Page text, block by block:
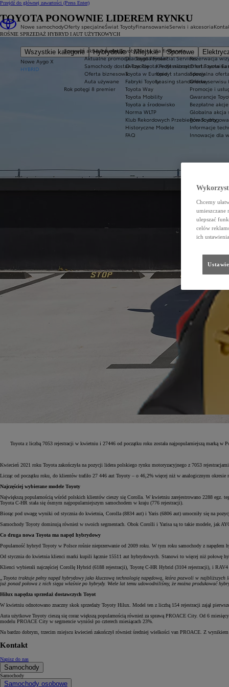
Przejdź do głównej zawartości (Press Enter)
Nowe samochody
Wszystkie kategorie Hybrydowe Miejskie Sportowe
Nowe Aygo X
HYBRID
Oferty specjalne
Sprawdź aktualne oferty
Aktualne promocje
Samochody dostawcze Toyota Professional
Oferta biznesowa
Auta używane
Rok potęgi 8 premier
Świat Toyoty
Świat Toyoty
Dlaczego Toyota?
O Toyocie
Toyota w Europie
Fabryki Toyoty
Toyota Way
Toyota Mobility
Toyota a środowisko
Norma WLTP
Klub Rekordowych Przebiegów Toyoty
Historyczne Modele
FAQ
Finansowanie
Oferta dla firm
Toyota Financial Services
Kredyt niższych rat Toyota
Kredyt standardowy
Leasing standardowy
Serwis i akcesoria
Serwis
Rezerwacja
Oferta serwisu
Specjalna
Oferta serwisu
Promocje i
Gwarancje
Bezpłatne
Globalna akcja
Pomoc
Informacje
Innowacje dla
TOYOTA PONOWNIE LIDEREM RYNKU
ROŚNIE SPRZEDAŻ HYBRYD I AUT UŻYTKOWYCH
Toyota z liczbą 7053 rejestracji w kwietniu i 27446 od początku roku została najpopularniejszą marką
Kwiecień 2021 roku Toyota zakończyła na pozycji lidera polskiego rynku motoryzacyjnego z 7053
Licząc od początku roku, do klientów trafiło 27 446 aut Toyoty – o 46,2% więcej niż w analogicznym
Najczęściej wybierane modele Toyoty
Największą popularnością wśród polskich klientów cieszy się Corolla. W kwietniu zarejestrowano 2288 egz.
Toyota C-HR stała się ósmym najpopularniejszym samochodem w kraju (776 rejestracji).
Biorąc pod uwagę wyniki od stycznia do kwietnia, Corolla (8834 aut) i Yaris (6806 aut) umocniły się na
Samochody Toyoty dominują również w swoich segmentach. Obok Corolli i Yarisa są to takie modele, jak
Co druga nowa Toyota ma napęd hybrydowy
Popularność hybryd Toyoty w Polsce rośnie nieprzerwanie od 2009 roku. W tym roku samochody z
Od stycznia do kwietnia klienci marki kupili łącznie 15511 aut hybrydowych. Stanowi to więcej niż połowę
Klienci wybierali najczęściej Corollę Hybrid (6188 rejestracji), Toyotę C-HR Hybrid (3104 rejestracji), i
„Toyota traktuje pełny napęd hybrydowy jako kluczową technologię napędową, która pozwoli w
już ponad połowa z nich sięga właśnie po hybrydy. Wiele lat temu udowodniliśmy, że można produkować
Hilux napędza sprzedaż dostawczych Toyot
W kwietniu odnotowano znaczny skok sprzedaży Toyoty Hilux. Model ten z liczbą 154 rejestracji zajął
Auta użytkowe Toyoty cieszą się coraz większą popularnością również za sprawą PROACE City. Od 6
modelu PROACE City w segmencie wyniósł po czterech miesiącach 23%.
Na bardzo dobrym, trzecim miejscu kwiecień zakończył również średniej wielkości van PROACE. Z
Kontakt
Napisz do nas
Samochody
Samochody
Samochody osobowe
Chcemy
ulepszać
celów
ich